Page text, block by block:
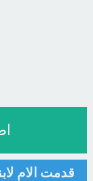
قدمت الام